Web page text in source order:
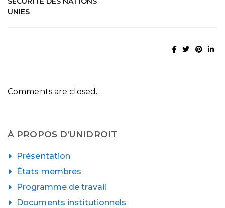
UNIES
Comments are closed.
À PROPOS D’UNIDROIT
Présentation
États membres
Programme de travail
Documents institutionnels